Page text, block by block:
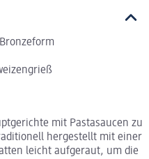
mit Pastasaucen zu
hergestellt mit einer
leicht aufgeraut, um die